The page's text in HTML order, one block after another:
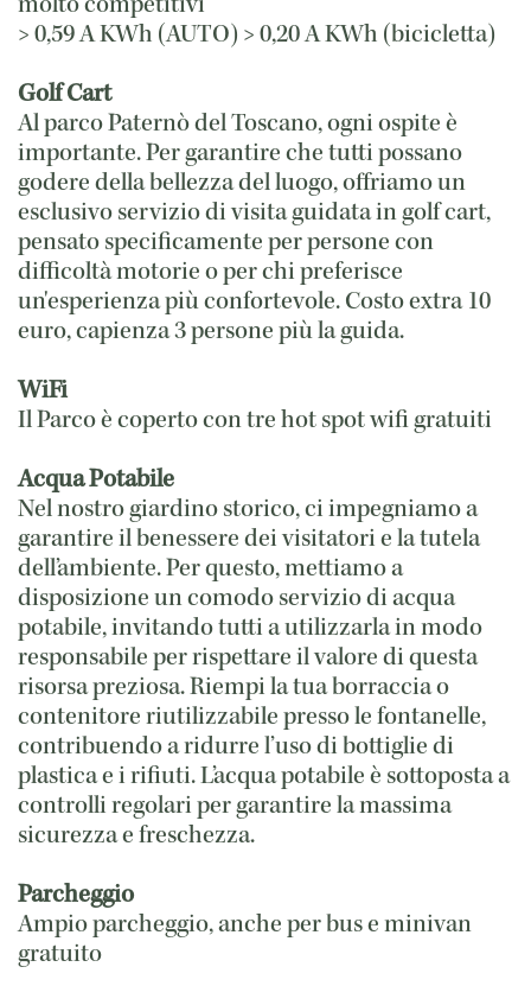
> 0,59 A KWh (AUTO) > 0,20 A KWh (bicicletta)
Golf Cart
Al parco Paternò del Toscano, ogni ospite è
importante. Per garantire che tutti possano
godere della bellezza del luogo, offriamo un
esclusivo servizio di visita guidata in golf cart,
pensato specificamente per persone con
difficoltà motorie o per chi preferisce
un'esperienza più confortevole. Costo extra 10
euro, capienza 3 persone più la guida.
WiFi
Il Parco è coperto con tre hot spot wifi gratuiti
Acqua Potabile
Nel nostro giardino storico, ci impegniamo a
garantire il benessere dei visitatori e la tutela
dell’ambiente. Per questo, mettiamo a
disposizione un comodo servizio di acqua
potabile, invitando tutti a utilizzarla in modo
responsabile per rispettare il valore di questa
risorsa preziosa. Riempi la tua borraccia o
contenitore riutilizzabile presso le fontanelle,
contribuendo a ridurre l’uso di bottiglie di
plastica e i rifiuti. L’acqua potabile è sottoposta a
controlli regolari per garantire la massima
sicurezza e freschezza.
Parcheggio
Ampio parcheggio, anche per bus e minivan
gratuito